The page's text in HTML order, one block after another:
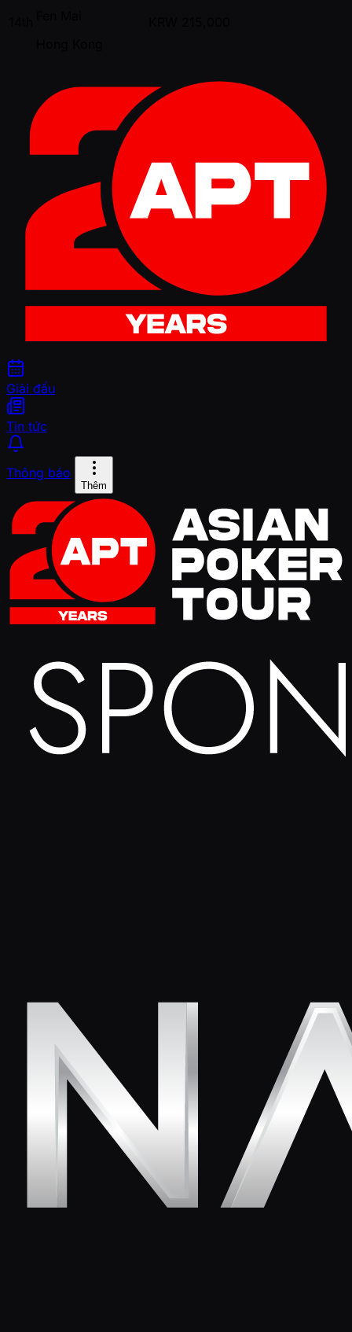
Giải đấu
Tin tức
Thông báo
Thêm